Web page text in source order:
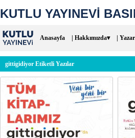
KUTLU YAYINEVİ
Anasayfa | Hakkımızda▾ |
gittigidiyor Etiketli Yazılar